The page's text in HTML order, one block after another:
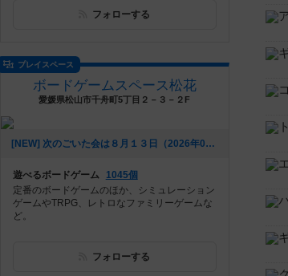
フォローする
プレイスペース
ボードゲームスペース松花
愛媛県松山市千舟町5丁目２－３－２F
[NEW] 次のごいた会は８月１３日（2026年07月25日 15時21分）
遊べるボードゲーム
1045個
定番のボードゲームのほか、シミュレーション
ゲームやTRPG、レトロなファミリーゲームな
ど。
フォローする